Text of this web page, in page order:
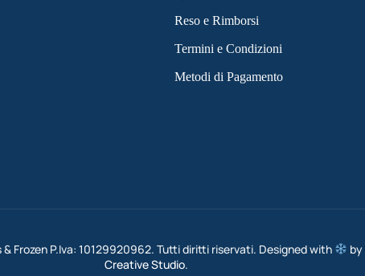
Reso e Rimborsi
Termini e Condizioni
Metodi di Pagamento
& Frozen P.Iva: 10129920962. Tutti diritti riservati. Designed with by
Creative Studio.